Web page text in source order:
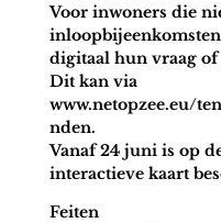
Voor inwoners die
digitaal hun vraag of
Dit kan via
www.netopzee.eu/
nden.
Vanaf 24 juni is op
interactieve kaart
Feiten